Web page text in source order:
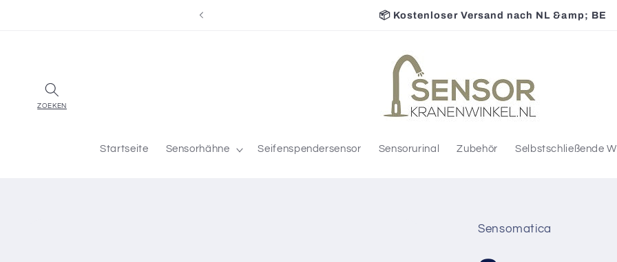
📦 Kostenloser Versand nach NL &amp; BE
Startseite Sensorhähne Seifenspendersensor Sensorurinal Zubehör Selbstschließende
Sensomatica